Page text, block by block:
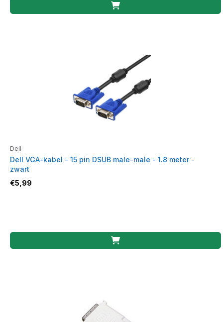
Dell
Dell VGA-kabel - 15 pin DSUB male-male - 1.8 meter -
zwart
€5,99